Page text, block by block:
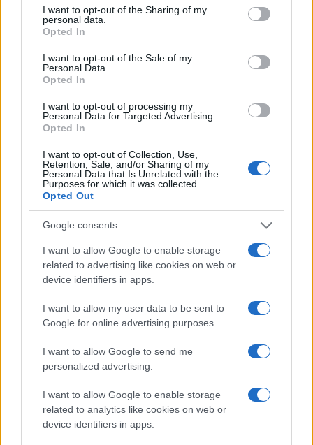
not limited to your visit or usage behaviour. You may click to
grant or deny consent to Google and its third-party tags to
use your data for below specified purposes in below Google
consent section.
I want to opt-out of the Sharing of my
personal data.
Opted In
I want to opt-out of the Sale of my
Personal Data.
Opted In
I want to opt-out of processing my
Personal Data for Targeted Advertising.
Opted In
I want to opt-out of Collection, Use,
Retention, Sale, and/or Sharing of my
Personal Data that Is Unrelated with the
Purposes for which it was collected.
Opted Out
Google consents
I want to allow Google to enable storage
related to advertising like cookies on web or
device identifiers in apps.
I want to allow my user data to be sent to
Google for online advertising purposes.
I want to allow Google to send me
personalized advertising.
I want to allow Google to enable storage
related to analytics like cookies on web or
device identifiers in apps.
i tuoi video e le tue foto
345 356 7512
Notizie in tempo reale?
GalluraOggi.it
daGoogle News
Condividi l'articolo
F
ce
b
T
w
it
te
Pi
n
te
re
W
h
at
s
S
h
a
Articolo precedente
Prossimo articolo